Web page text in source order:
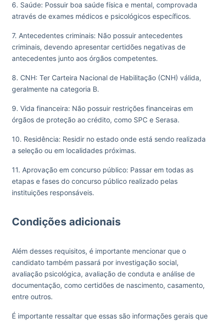
6. Saúde: Possuir boa saúde física e mental, comprovada
através de exames médicos e psicológicos específicos.
7. Antecedentes criminais: Não possuir antecedentes
criminais, devendo apresentar certidões negativas de
antecedentes junto aos órgãos competentes.
8. CNH: Ter Carteira Nacional de Habilitação (CNH) válida,
geralmente na categoria B.
9. Vida financeira: Não possuir restrições financeiras em
órgãos de proteção ao crédito, como SPC e Serasa.
10. Residência: Residir no estado onde está sendo realizada
a seleção ou em localidades próximas.
11. Aprovação em concurso público: Passar em todas as
etapas e fases do concurso público realizado pelas
instituições responsáveis.
Condições adicionais
Além desses requisitos, é importante mencionar que o
candidato também passará por investigação social,
avaliação psicológica, avaliação de conduta e análise de
documentação, como certidões de nascimento, casamento,
entre outros.
É importante ressaltar que essas são informações gerais que